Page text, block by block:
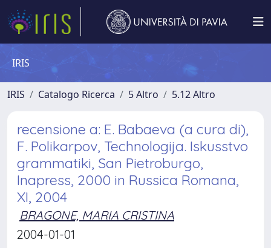
IRIS
IRIS Catalogo Ricerca 5 Altro 5.12 Altro
recensione a: E. Babaeva (a cura di),
F. Polikarpov, Technologija. Iskusstvo
grammatiki, San Pietroburgo,
Inapress, 2000 in Russica Romana,
XI, 2004
BRAGONE, MARIA CRISTINA
2004-01-01